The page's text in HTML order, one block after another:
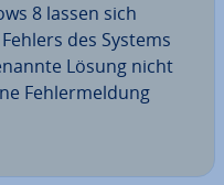
8 lassen sich
des Systems
Lösung nicht
Feh­ler­mel­dung